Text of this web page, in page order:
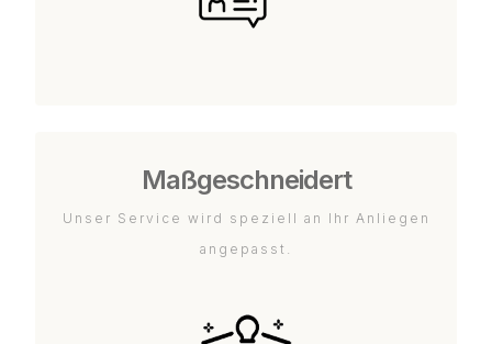
Maßgeschneidert
Unser Service wird speziell an Ihr Anliegen
angepasst.